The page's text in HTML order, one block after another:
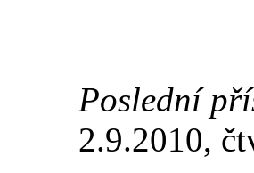
Poslední
2.9.2010,